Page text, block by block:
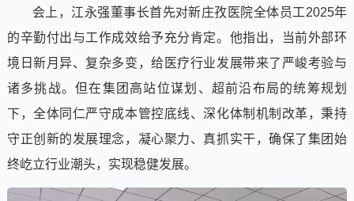
会上，江永强董事长首先对新庄孜医院全体员工2025年
的辛勤付出与工作成效给予充分肯定。他指出，当前外部环
境日新月异、复杂多变，给医疗行业发展带来了严峻考验与
诸多挑战。但在集团高站位谋划、超前沿布局的统筹规划
下，全体同仁严守成本管控底线、深化体制机制改革，秉持
守正创新的发展理念，凝心聚力、真抓实干，确保了集团始
终屹立行业潮头，实现稳健发展。